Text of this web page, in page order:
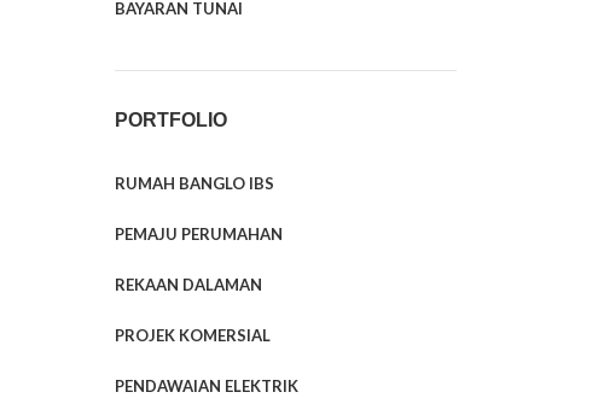
BAYARAN TUNAI
PORTFOLIO
RUMAH BANGLO IBS
PEMAJU PERUMAHAN
REKAAN DALAMAN
PROJEK KOMERSIAL
PENDAWAIAN ELEKTRIK